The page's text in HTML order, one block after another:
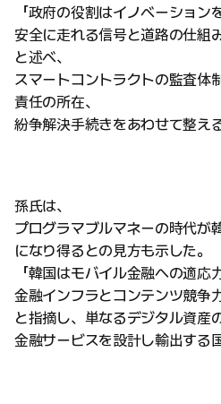
「政府の役割はイノベーション
安全に走れる信号と道路の仕組
と述べ、
スマートコントラクトの監査体
責任の所在、
紛争解決手続きをあわせて整え
孫氏は、
プログラマブルマネーの時代が
になり得るとの見方も示した。
「韓国はモバイル金融への適応
金融インフラとコンテンツ競争
と指摘し、単なるデジタル資産
金融サービスを設計し輸出する